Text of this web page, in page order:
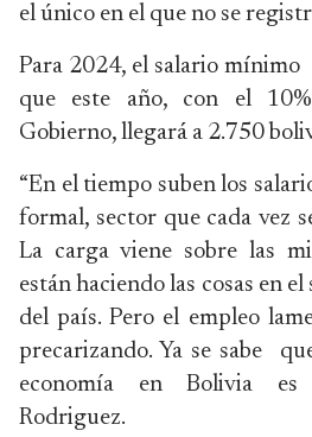
el único en el que no se
Para 2024, el salario mínimo
que este año, con el
Gobierno, llegará a 2.750
“En el tiempo suben los
formal, sector que cada vez
La carga viene sobre las
están haciendo las cosas en
del país. Pero el empleo
precarizando. Ya se sabe
economía en Bolivia es
Rodriguez.